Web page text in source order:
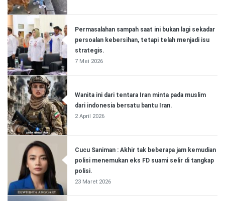
Permasalahan sampah saat ini bukan lagi sekadar
persoalan kebersihan, tetapi telah menjadi isu
strategis.
7 Mei 2026
Wanita ini dari tentara Iran minta pada muslim
dari indonesia bersatu bantu Iran.
2 April 2026
Cucu Saniman : Akhir tak beberapa jam kemudian
polisi menemukan eks FD suami selir di tangkap
polisi.
23 Maret 2026